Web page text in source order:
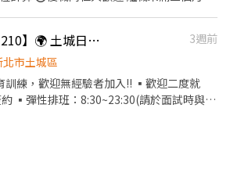
內場 商品進貨、準備、整
具清洗→庫存盤點、出貨 等 ⭕企業魅
📢【時薪200起假日210】🌍 土城日月光店（日月光內）🌟時薪平日200假日210起🌟 歡迎兼職人員、二度就業、外籍學生、半工半讀、長期兼職、寒暑期兼職
3週前
北市土城區
練，歡迎無經驗者加入!! ▪歡迎二度就
▪彈性排班：8:30~23:30(請於面試時與主